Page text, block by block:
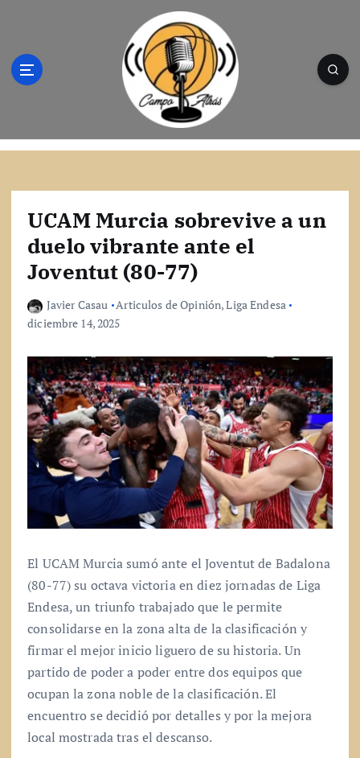
l
Campo Atrás - Tu web de baloncesto donde
mundo de la canasta. Crónicas, noticias,
artículos y fotos del mejor baloncesto
UCAM Murcia sobrevive a un
duelo vibrante ante el
Joventut (80-77)
Javier Casau Articulos de Opinión,Liga Endesa
diciembre 14, 2025
El UCAM Murcia sumó ante el Joventut de Badalona
(80-77) su octava victoria en diez jornadas de Liga
Endesa, un triunfo trabajado que le permite
consolidarse en la zona alta de la clasificación y
firmar el mejor inicio liguero de su historia. Un
partido de poder a poder entre dos equipos que
ocupan la zona noble de la clasificación. El
encuentro se decidió por detalles y por la mejora
local mostrada tras el descanso.